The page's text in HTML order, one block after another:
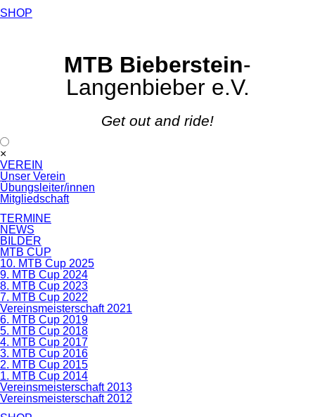
SHOP
MTB Bieberstein-
Langenbieber e.V.
Get out and ride!
×
überspringen
VEREIN
Unser Verein
Übungsleiter/innen
Mitgliedschaft
TERMINE
NEWS
BILDER
MTB CUP
10. MTB Cup 2025
9. MTB Cup 2024
8. MTB Cup 2023
7. MTB Cup 2022
Vereinsmeisterschaft 2021
6. MTB Cup 2019
5. MTB Cup 2018
4. MTB Cup 2017
3. MTB Cup 2016
2. MTB Cup 2015
1. MTB Cup 2014
Vereinsmeisterschaft 2013
Vereinsmeisterschaft 2012